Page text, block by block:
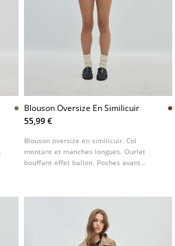
Blouson Oversize En Similicuir
55,99 €
Blouson oversize en similicuir. Col
montant et manches longues. Ourlet
bouffant effet ballon. Poches avant
sur les épaules.